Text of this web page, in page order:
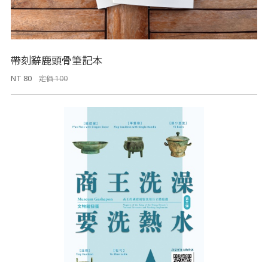
帶刻辭鹿頭骨筆記本
NT 80 定価 100